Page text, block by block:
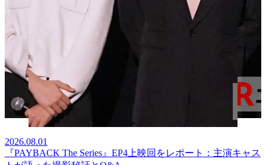
2026.08.01
『PAYBACK The Series』EP4上映回をレポート：主演キャス